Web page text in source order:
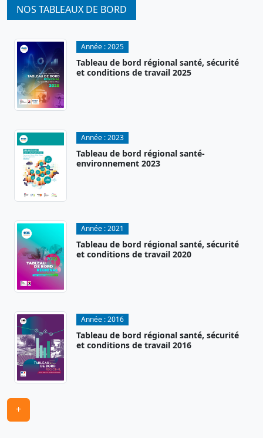
NOS TABLEAUX DE BORD
Année :2025
Tableau de bord régional santé, sécurité
et conditions de travail 2025
Année :2023
Tableau de bord régional santé-
environnement 2023
Année :2021
Tableau de bord régional santé, sécurité
et conditions de travail 2020
Année :2016
Tableau de bord régional santé, sécurité
et conditions de travail 2016
+